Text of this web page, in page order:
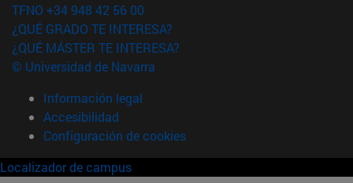
TFNO +34 948 42 56 00
¿QUÉ GRADO TE INTERESA?
¿QUÉ MÁSTER TE INTERESA?
© Universidad de Navarra
Información legal
Accesibilidad
Configuración de cookies
Localizador de campus